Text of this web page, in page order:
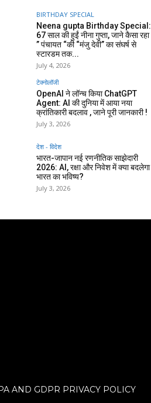
BIRTHDAY SPECIAL
Neena gupta Birthday Special:
67 साल की हुईं नीना गुप्ता, जाने कैसा रहा
” पंचायत “की “मंजु देवी” का संघर्ष से
स्टारडम तक...
July 4, 2026
टेक्नोलॉजी
OpenAI ने लॉन्च किया ChatGPT
Agent: AI की दुनिया में आया नया
क्रांतिकारी बदलाव , जाने पूरी जानकारी !
July 3, 2026
देश - विदेश
भारत-जापान नई रणनीतिक साझेदारी
2026: AI, रक्षा और निवेश में क्या बदलेगा
भारत का भविष्य?
July 3, 2026
AND GDPR PRIVACY POLICY